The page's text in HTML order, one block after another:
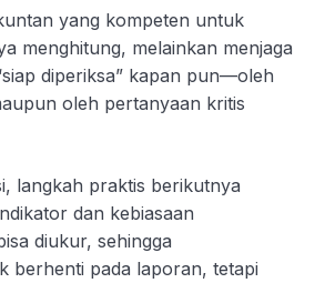
yang kompeten untuk
menghitung, melainkan menjaga
diperiksa” kapan pun—oleh
oleh pertanyaan kritis
langkah praktis berikutnya
dan kebiasaan
diukur, sehingga
berhenti pada laporan, tetapi